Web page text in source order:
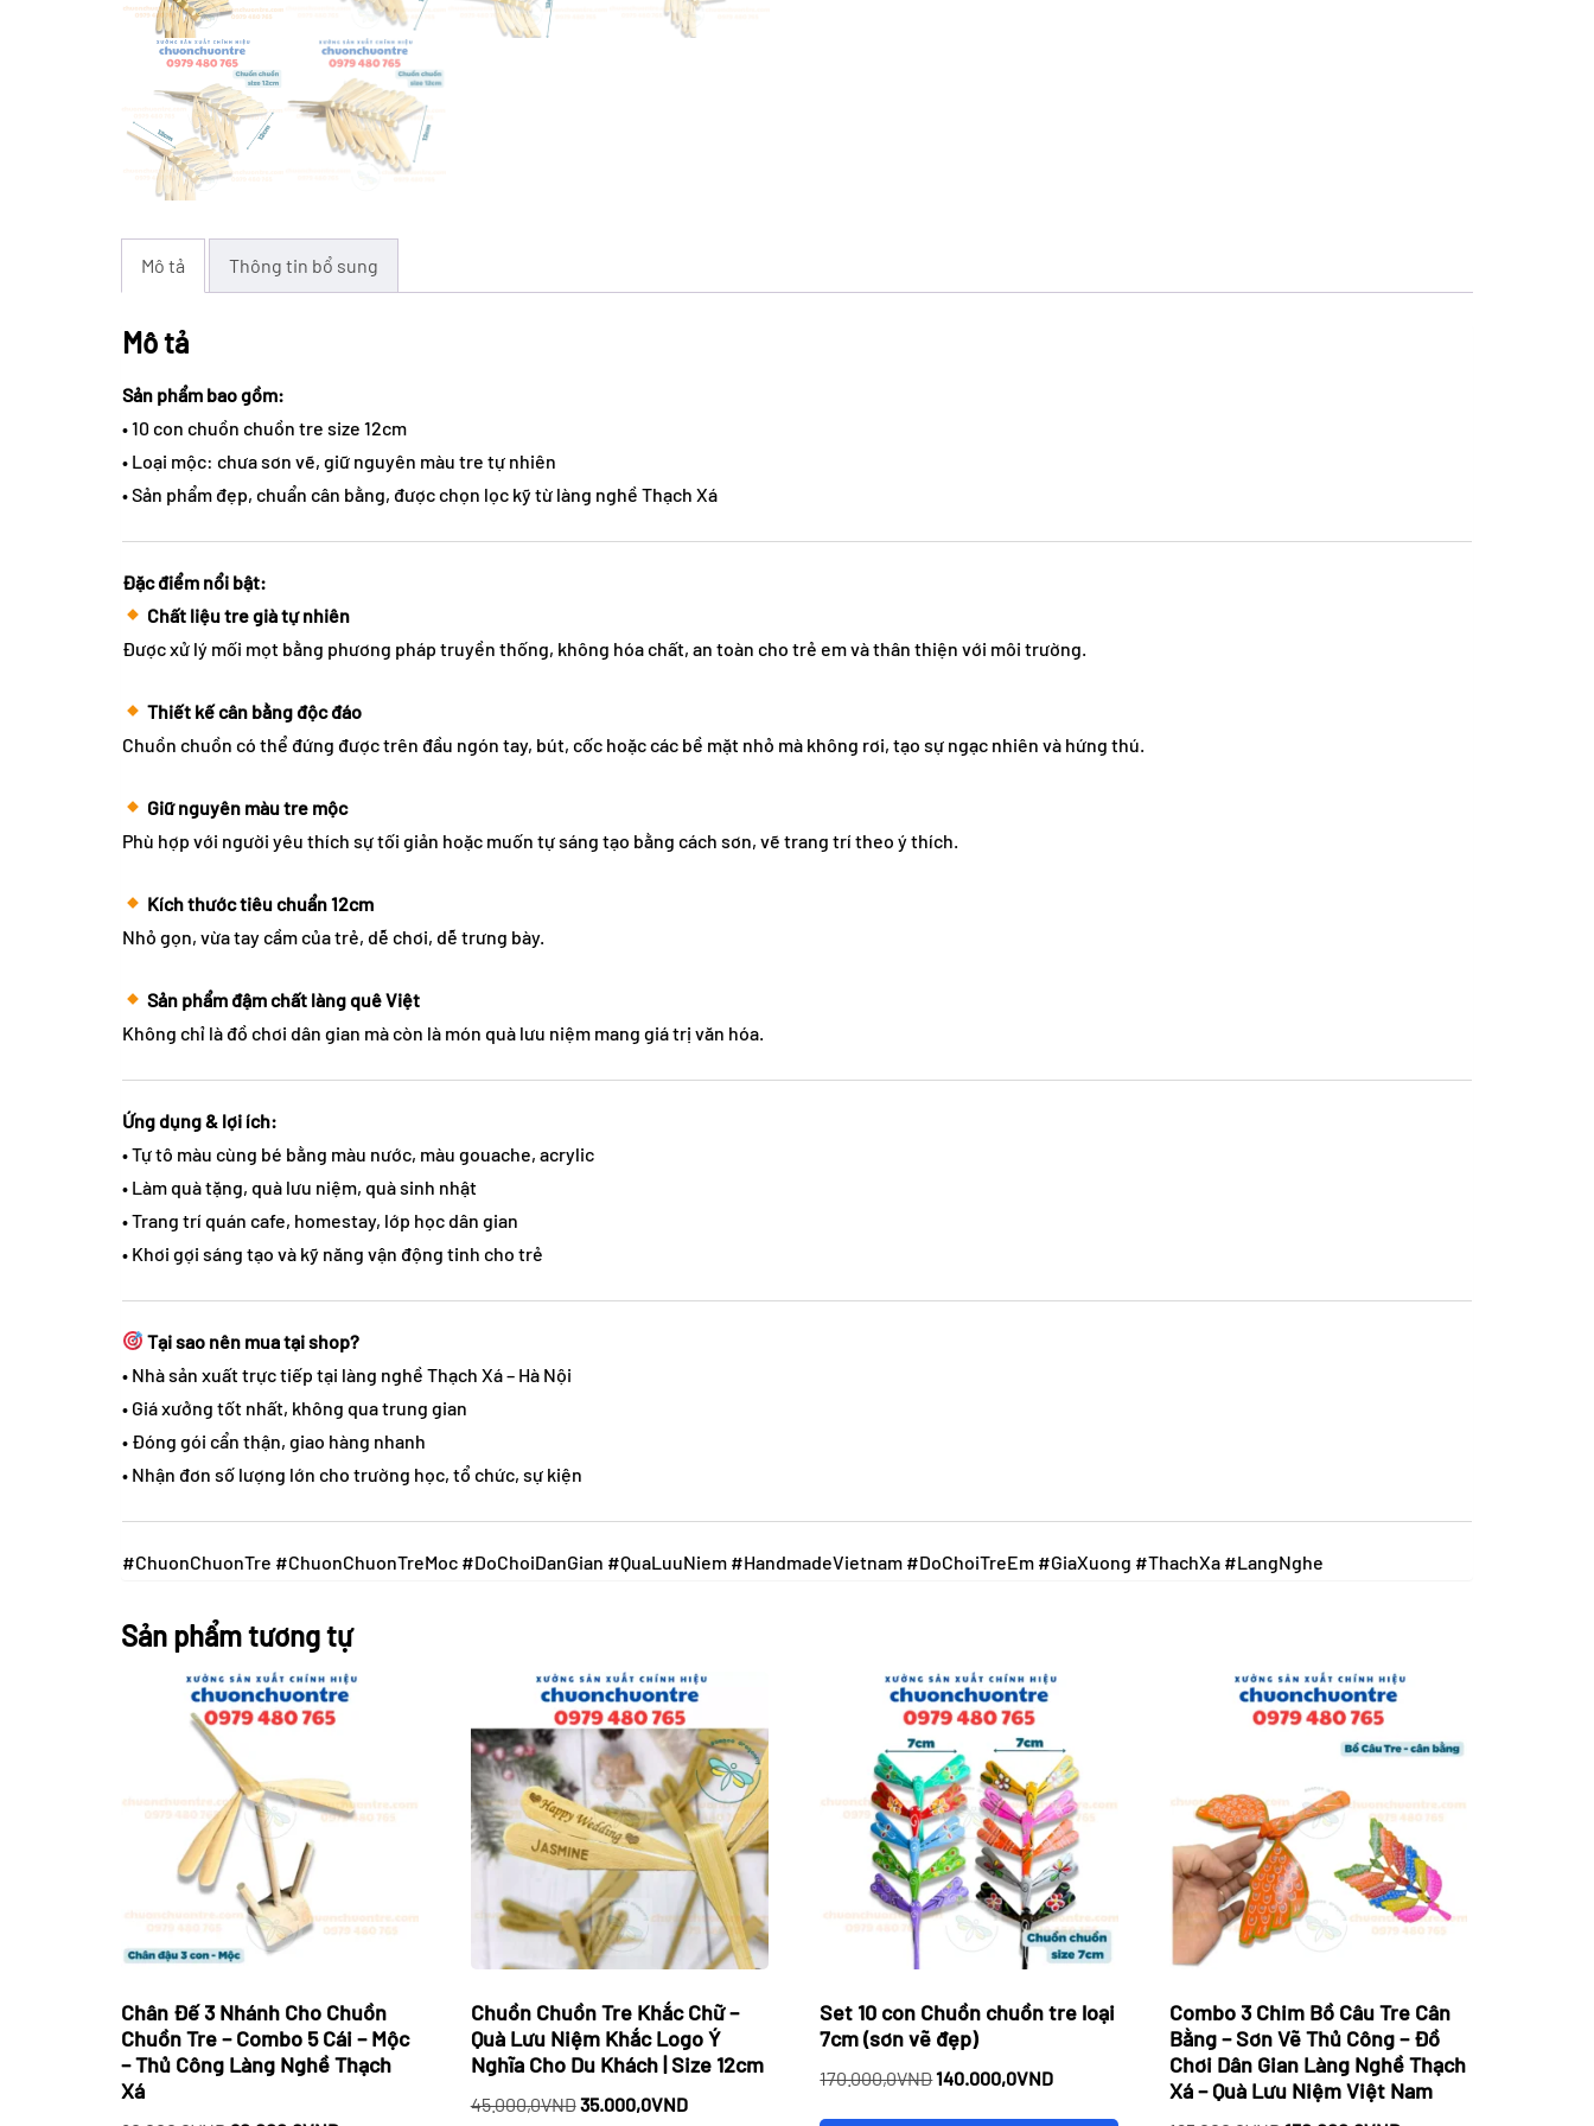
Mô tả Thông tin bổ sung
Mô tả
Sản phẩm bao gồm:
• 10 con chuồn chuồn tre size 12cm
• Loại mộc: chưa sơn vẽ, giữ nguyên màu tre tự nhiên
• Sản phẩm đẹp, chuẩn cân bằng, được chọn lọc kỹ từ làng nghề Thạch Xá
Đặc điểm nổi bật:
Chất liệu tre già tự nhiên
Được xử lý mối mọt bằng phương pháp truyền thống, không hóa chất, an toàn cho trẻ em và thân thiện với môi trường.
Thiết kế cân bằng độc đáo
Chuồn chuồn có thể đứng được trên đầu ngón tay, bút, cốc hoặc các bề mặt nhỏ mà không rơi, tạo sự ngạc nhiên và hứng thú.
Giữ nguyên màu tre mộc
Phù hợp với người yêu thích sự tối giản hoặc muốn tự sáng tạo bằng cách sơn, vẽ trang trí theo ý thích.
Kích thước tiêu chuẩn 12cm
Nhỏ gọn, vừa tay cầm của trẻ, dễ chơi, dễ trưng bày.
Sản phẩm đậm chất làng quê Việt
Không chỉ là đồ chơi dân gian mà còn là món quà lưu niệm mang giá trị văn hóa.
Ứng dụng & lợi ích:
• Tự tô màu cùng bé bằng màu nước, màu gouache, acrylic
• Làm quà tặng, quà lưu niệm, quà sinh nhật
• Trang trí quán cafe, homestay, lớp học dân gian
• Khơi gợi sáng tạo và kỹ năng vận động tinh cho trẻ
Tại sao nên mua tại shop?
• Nhà sản xuất trực tiếp tại làng nghề Thạch Xá – Hà Nội
• Giá xưởng tốt nhất, không qua trung gian
• Đóng gói cẩn thận, giao hàng nhanh
• Nhận đơn số lượng lớn cho trường học, tổ chức, sự kiện
#ChuonChuonTre #ChuonChuonTreMoc #DoChoiDanGian #QuaLuuNiem #HandmadeVietnam #DoChoiTreEm #GiaXuong #ThachXa #LangNghe
Sản phẩm tương tự
Chân Đế 3 Nhánh Cho Chuồn
Chuồn Tre – Combo 5 Cái – Mộc
– Thủ Công Làng Nghề Thạch
Xá
Chuồn Chuồn Tre Khắc Chữ –
Quà Lưu Niệm Khắc Logo Ý
Nghĩa Cho Du Khách | Size 12cm
45.000,0VNDGiá
35.000,0VNDGiá
Set 10 con Chuồn chuồn tre loại
7cm (sơn vẽ đẹp)
170.000,0VNDGiá
140.000,0VNDGiá
Combo 3 Chim Bồ Câu Tre Cân
Bằng – Sơn Vẽ Thủ Công – Đồ
Chơi Dân Gian Làng Nghề Thạch
Xá – Quà Lưu Niệm Việt Nam